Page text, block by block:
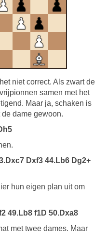
niet correct. Als zwart de
samen met het
Maar ja, schaken is
dame gewoon.
Dxf3 44.Lb6 Dg2+
hun eigen plan uit om
49.Lb8 f1D 50.Dxa8
met twee dames. Maar